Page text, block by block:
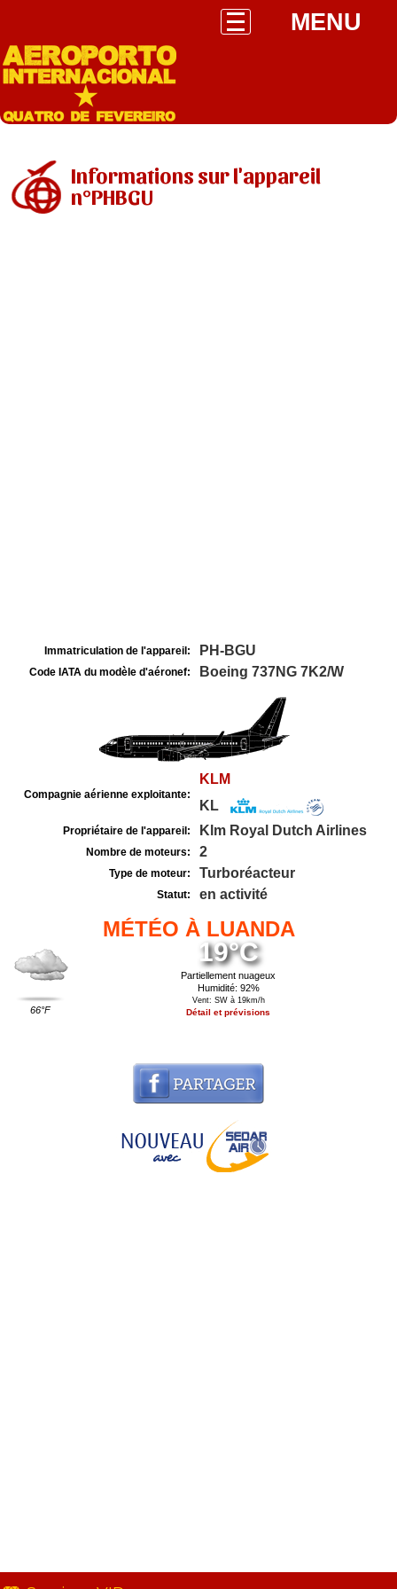
MENU
Informations sur l'appareil
n°PHBGU
Immatriculation de l'appareil: PH-BGU
Code IATA du modèle d'aéronef: Boeing 737NG 7K2/W
Compagnie aérienne exploitante:
KLM
KL
Propriétaire de l'appareil: Klm Royal Dutch Airlines
Nombre de moteurs: 2
Type de moteur: Turboréacteur
Statut: en activité
MÉTÉO À LUANDA
66°F
19°C
Partiellement nuageux
Humidité: 92%
Vent: SW à 19km/h
Détail et prévisions